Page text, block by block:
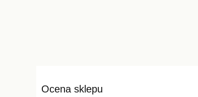
Ocena sklepu